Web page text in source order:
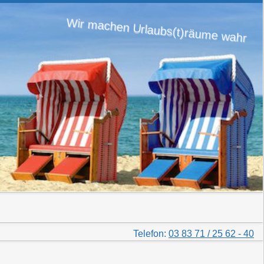
Wir machen Urlaubs(t)räume wahr
Telefon: 03 83 71 / 25 62 - 40